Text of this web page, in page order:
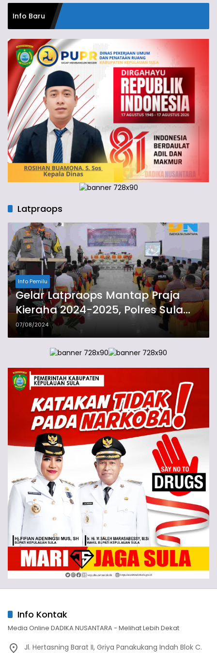
Info Baru
Latpraops
Info Pemilu
Gelar Latpraops Mantap Praja
Kieraha 2024-2025, Polres Sula
Siap Amankan Pilkada
07/08/2024
Info Kontak
Media Online DADIKA NUSANTARA - Melihat Lebih Dekat
Jl. Hertasning Barat II, Griya Panakukang Indah Blok C.